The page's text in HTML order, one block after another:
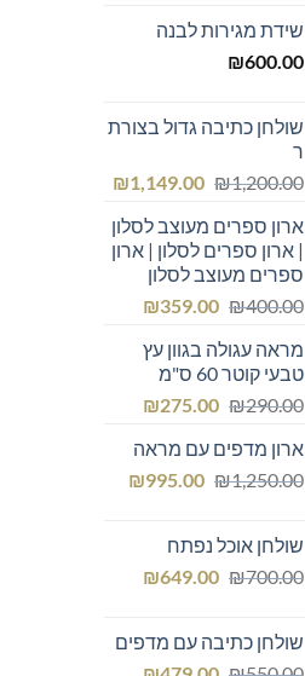
שידת מגירות לבנה
₪600.00
שולחן כתיבה גדול בצורת
ר
₪1,200.00
המחיר
היה:
₪1,200.00.
₪1,149.00
המחיר
הוא:
₪1,149.00.
ארון ספרים מעוצב לסלון
| ארון ספרים לסלון | ארון
ספרים מעוצב לסלון
₪400.00
המחיר
היה:
₪400.00.
₪359.00
המחיר
הוא:מראה עגולה בגוון עץ
טבעי קוטר 60 ס"מ
₪290.00
המחיר
היה:
₪290.00.
₪275.00
המחיר
הוא:
₪275.00.
ארון מדפים עם מראה
₪1,250.00
המחיר
₪1,250.00.
₪995.00
המחיר
שולחן אוכל נפתח
₪700.00
המחיר
₪700.00.
₪649.00
המחיר
₪649.00.שולחן כתיבה עם מדפים